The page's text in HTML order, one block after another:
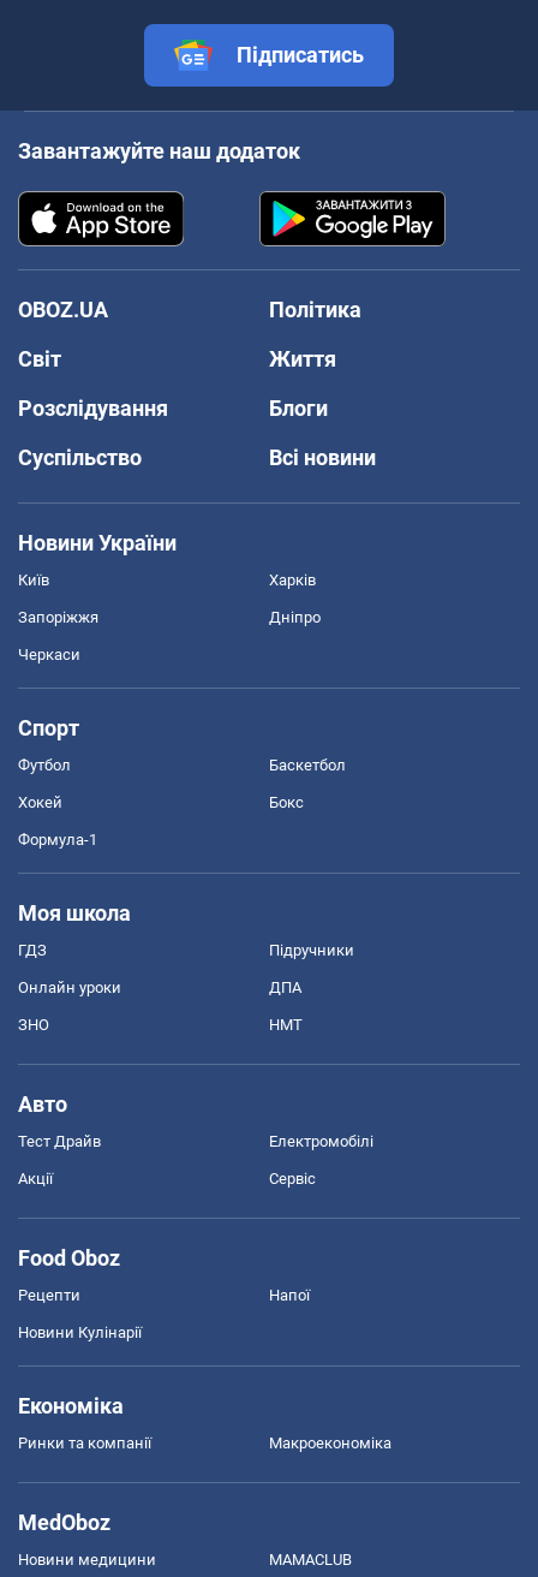
Підписатись
Завантажуйте наш додаток
OBOZ.UA
Політика
Світ
Життя
Розслідування
Блоги
Суспільство
Всі новини
Новини України
Київ Харків
Запоріжжя Дніпро
Черкаси
Спорт
Футбол Баскетбол
Хокей Бокс
Формула-1
Моя школа
ГДЗ Підручники
Онлайн уроки ДПА
ЗНО НМТ
Авто
Тест Драйв Електромобілі
Акції Сервіс
Food Oboz
Рецепти Напої
Новини Кулінарії
Економіка
Ринки та компанії Макроекономіка
MedOboz
Новини медицини MAMACLUB